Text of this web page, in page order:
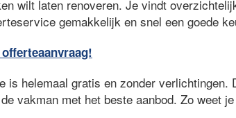
wilt laten renoveren. Je vindt
gemakkelijk en snel een goede
is helemaal gratis en zonder
vakman met het beste aanbod. Zo weet